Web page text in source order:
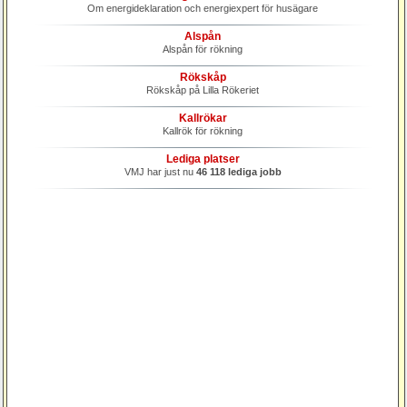
Om energideklaration och energiexpert för husägare
Alspån
Alspån för rökning
Rökskåp
Rökskåp på Lilla Rökeriet
Kallrökar
Kallrök för rökning
Lediga platser
VMJ har just nu 46 118 lediga jobb